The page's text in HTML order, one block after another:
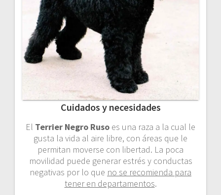
Cuidados y necesidades
El Terrier Negro Ruso es una raza a la cual le
gusta la vida al aire libre, con áreas que le
permitan moverse con libertad. La poca
movilidad puede generar estrés y conductas
negativas por lo que no se recomienda para
tener en departamentos.